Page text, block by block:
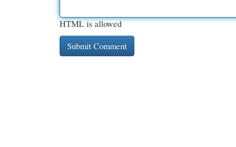
HTML is allowed